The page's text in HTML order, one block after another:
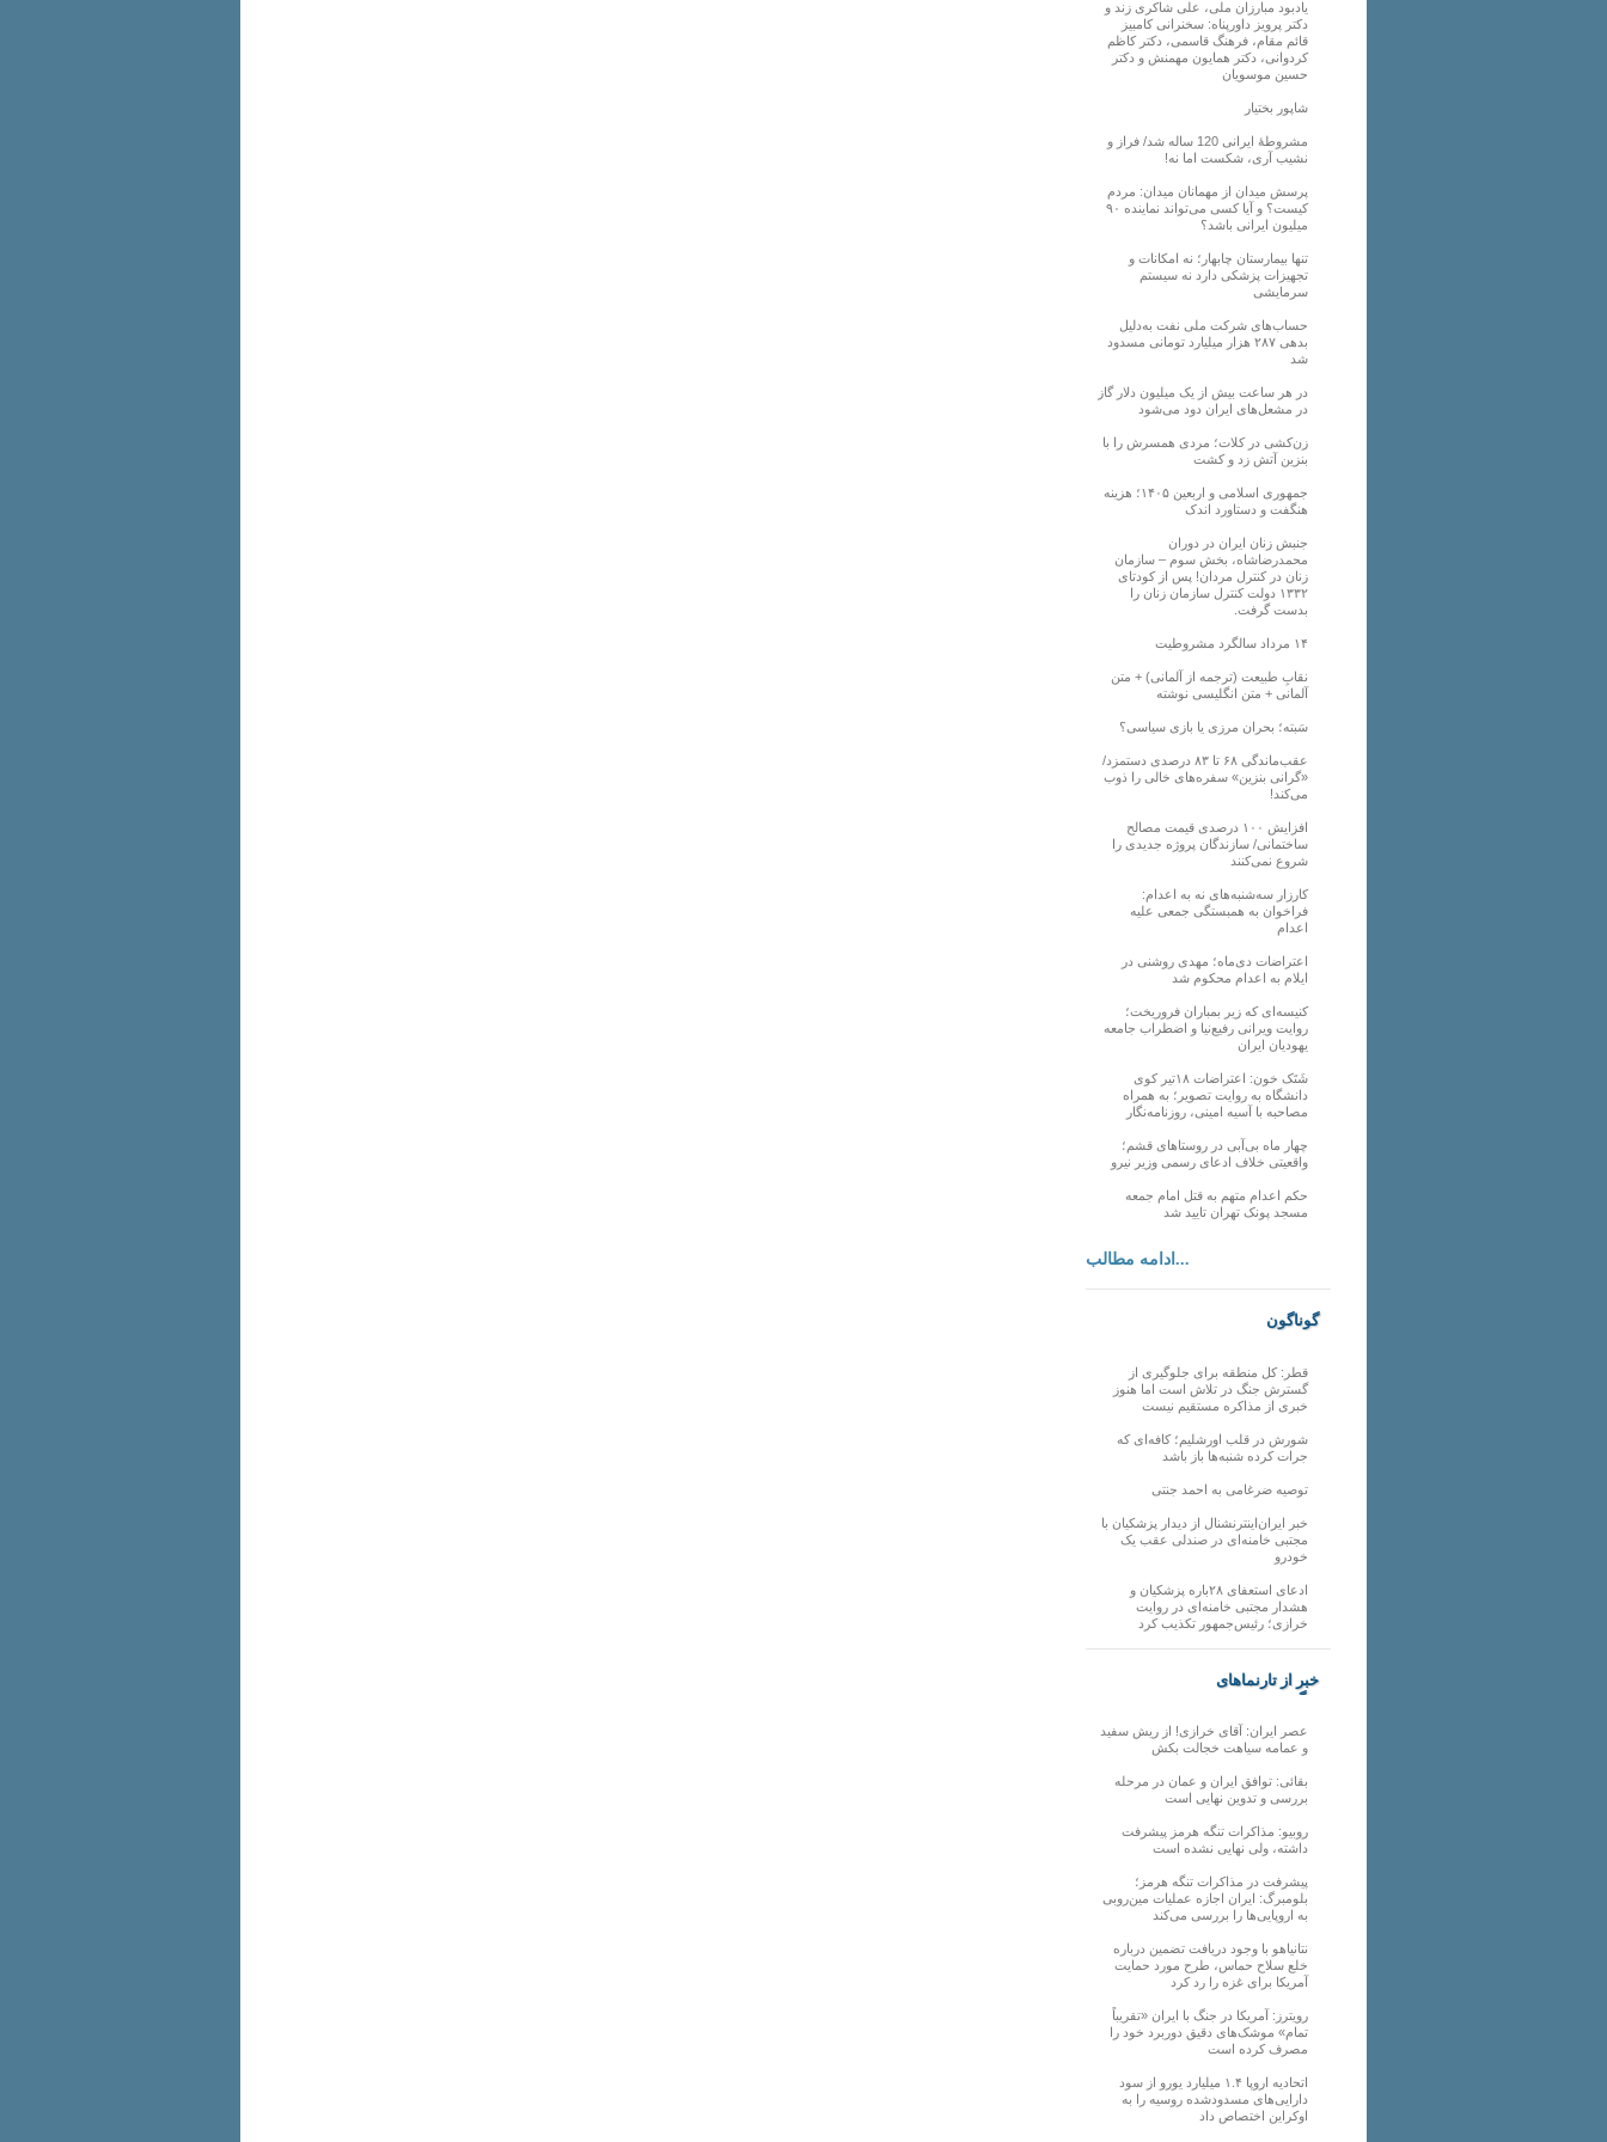
یادبود مبارزان ملی، علی شاکری زند و
دکتر پرویز داورپناه: سخنرانی کامبیز
قائم مقام، فرهنگ قاسمی، دکتر کاظم
کردوانی، دکتر همایون مهمنش و دکتر
حسین موسویان
شاپور بختیار
مشروطۀ ایرانی 120 ساله شد/ فراز و
نشیب آری، شکست اما نه!
پرسش میدان از مهمانان میدان: مردم
کیست؟ و آیا کسی می‌تواند نماینده ۹۰
میلیون ایرانی باشد؟
تنها بیمارستان چابهار؛ نه امکانات و
تجهیزات پزشکی دارد نه سیستم
سرمایشی
حساب‌های شرکت ملی نفت به‌دلیل
بدهی ۲۸۷ هزار میلیارد تومانی مسدود
شد
در هر ساعت بیش از یک میلیون دلار گاز
در مشعل‌های ایران دود می‌شود
زن‌کشی در کلات؛ مردی همسرش را با
بنزین آتش زد و کشت
جمهوری اسلامی و اربعین ۱۴۰۵؛ هزینه
هنگفت و دستاورد اندک
جنبش زنان ایران در دوران
محمدرضاشاه، بخش سوم – سازمان
زنان در کنترل مردان! پس از کودتای
۱۳۳۲ دولت کنترل سازمان زنان را
بدست گرفت.
۱۴ مرداد سالگرد مشروطیت
نقابِ طبیعت (ترجمه از آلمانی) + متن
آلمانی + متن انگلیسی نوشته
سَبته؛ بحران مرزی یا بازی سیاسی؟
عقب‌ماندگی ۶۸ تا ۸۳ درصدی دستمزد/
«گرانی بنزین» سفره‌های خالی را ذوب
می‌کند!
افزایش ١٠٠ درصدی قیمت مصالح
ساختمانی/ سازندگان پروژه جدیدی را
شروع نمی‌کنند
کارزار سه‌شنبه‌های نه به اعدام:
فراخوان به همبستگی جمعی علیه
اعدام
اعتراضات دی‌ماه؛ مهدی روشنی در
ایلام به اعدام محکوم شد
کنیسه‌ای که زیر بمباران فروریخت؛
روایت ویرانی رفیع‌نیا و اضطراب جامعه
یهودیان ایران
شَتَک خون: اعتراضات ۱۸تیر کوی
دانشگاه به روایت تصویر؛ به همراه
مصاحبه با آسیه امینی، روزنامه‌نگار
چهار ماه بی‌آبی در روستاهای قشم؛
واقعیتی خلاف ادعای رسمی وزیر نیرو
حکم اعدام متهم به قتل امام جمعه
مسجد پونک تهران تایید شد
ادامه مطالب...
گوناگون
قطر: کل منطقه برای جلوگیری از
گسترش جنگ در تلاش است اما هنوز
خبری از مذاکره مستقیم نیست
شورش در قلب اورشلیم؛ کافه‌ای که
جرات کرده شنبه‌ها باز باشد
توصیه ضرغامی به احمد جنتی
خبر ایران‌اینترنشنال از دیدار پزشکیان با
مجتبی خامنه‌ای در صندلی عقب یک
خودرو
ادعای استعفای ۲۸باره پزشکیان و
هشدار مجتبی خامنه‌ای در روایت
خرازی؛ رئیس‌جمهور تکذیب کرد
خبر از تارنماهای
دیگر
عصر ایران: آقای خرازی! از ریش سفید
و عمامه سیاهت خجالت بکش
بقائی: توافق ایران و عمان در مرحله
بررسی و تدوین نهایی است
روبیو: مذاکرات تنگه هرمز پیشرفت
داشته، ولی نهایی نشده است
پیشرفت در مذاکرات تنگه هرمز؛
بلومبرگ: ایران اجازه عملیات مین‌روبی
به اروپایی‌ها را بررسی می‌کند
نتانیاهو با وجود دریافت تضمین درباره
خلع سلاح حماس، طرح مورد حمایت
آمریکا برای غزه را رد کرد
رویترز: آمریکا در جنگ با ایران «تقریباً
تمام» موشک‌های دقیق دوربرد خود را
مصرف کرده است
اتحادیه اروپا ۱.۴ میلیارد یورو از سود
دارایی‌های مسدودشده روسیه را به
اوکراین ‏اختصاص داد